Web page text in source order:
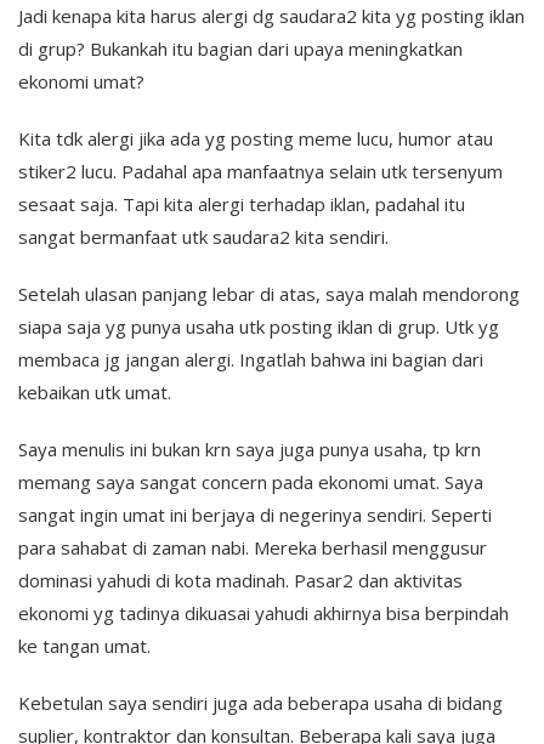
Jadi kenapa kita harus alergi dg saudara2 kita yg posting iklan
di grup? Bukankah itu bagian dari upaya meningkatkan
ekonomi umat?
Kita tdk alergi jika ada yg posting meme lucu, humor atau
stiker2 lucu. Padahal apa manfaatnya selain utk tersenyum
sesaat saja. Tapi kita alergi terhadap iklan, padahal itu
sangat bermanfaat utk saudara2 kita sendiri.
Setelah ulasan panjang lebar di atas, saya malah mendorong
siapa saja yg punya usaha utk posting iklan di grup. Utk yg
membaca jg jangan alergi. Ingatlah bahwa ini bagian dari
kebaikan utk umat.
Saya menulis ini bukan krn saya juga punya usaha, tp krn
memang saya sangat concern pada ekonomi umat. Saya
sangat ingin umat ini berjaya di negerinya sendiri. Seperti
para sahabat di zaman nabi. Mereka berhasil menggusur
dominasi yahudi di kota madinah. Pasar2 dan aktivitas
ekonomi yg tadinya dikuasai yahudi akhirnya bisa berpindah
ke tangan umat.
Kebetulan saya sendiri juga ada beberapa usaha di bidang
suplier, kontraktor dan konsultan. Beberapa kali saya juga